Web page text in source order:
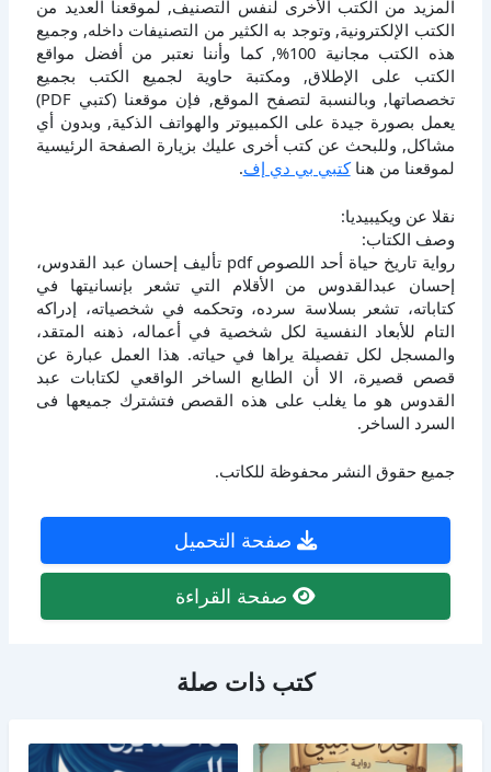
المزيد من الكتب الأخرى لنفس التصنيف, لموقعنا العديد من
الكتب الإلكترونية, وتوجد به الكثير من التصنيفات داخله, وجميع
هذه الكتب مجانية 100%, كما وأننا نعتبر من أفضل مواقع
الكتب على الإطلاق, ومكتبة حاوية لجميع الكتب بجميع
تخصصاتها, وبالنسبة لتصفح الموقع, فإن موقعنا (كتبي PDF)
يعمل بصورة جيدة على الكمبيوتر والهواتف الذكية, وبدون أي
مشاكل, وللبحث عن كتب أخرى عليك بزيارة الصفحة الرئيسية
لموقعنا من هناكتبي بي دي إف.
نقلا عن ويكيبيديا:
وصف الكتاب:
رواية تاريخ حياة أحد اللصوص pdf تأليف إحسان عبد القدوس،
إحسان عبدالقدوس من الأقلام التي تشعر بإنسانيتها في
كتاباته، تشعر بسلاسة سرده، وتحكمه في شخصياته، إدراكه
التام للأبعاد النفسية لكل شخصية في أعماله، ذهنه المتقد،
والمسجل لكل تفصيلة يراها في حياته. هذا العمل عبارة عن
قصص قصيرة، الا أن الطابع الساخر الواقعي لكتابات عبد
القدوس هو ما يغلب على هذه القصص فتشترك جميعها فى
السرد الساخر.
جميع حقوق النشر محفوظة للكاتب.
صفحة التحميل
صفحة القراءة
كتب ذات صلة